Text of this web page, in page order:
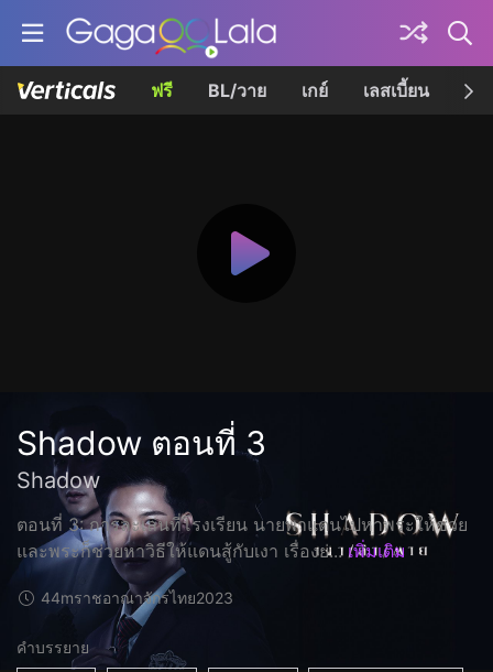
ฟรี BL/วาย เกย์ เลสเบี้ยน เค
Shadow ตอนที่ 3
Shadow
ตอนที่ 3: การละเล่นที่โรงเรียน นายพาแดนไปหาพระให้ช่วย
และพระก็ช่วยหาวิธีให้แดนสู้กับเงา เรื่องย่... เพิ่มเติม
44mราชอาณาจักรไทย2023
คำบรรยาย